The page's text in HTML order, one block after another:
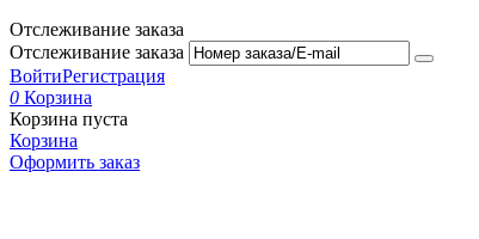
Отслеживание заказа
Отслеживание заказа
ВойтиРегистрация
0 Корзина
Корзина пуста
Корзина
Оформить заказ